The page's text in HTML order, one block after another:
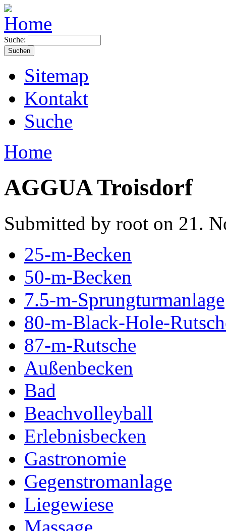
Suche:
Sitemap
Kontakt
Suche
Home
AGGUA Troisdorf
Submitted by root on 21.
25-m-Becken
50-m-Becken
7.5-m-Sprungturmanlage
80-m-Black-Hole-
87-m-Rutsche
Außenbecken
Bad
Beachvolleyball
Erlebnisbecken
Gastronomie
Gegenstromanlage
Liegewiese
Massage